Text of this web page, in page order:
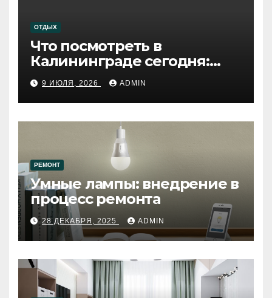
ОТДЫХ
Что посмотреть в
Калининграде сегодня:
путеводитель по самому
западному городу России
9 ИЮЛЯ, 2026 ADMIN
РЕМОНТ
Умные лампы: внедрение в
процесс ремонта
28 ДЕКАБРЯ, 2025 ADMIN